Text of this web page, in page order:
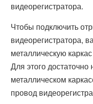
видеорегистратора.
Чтобы подключить
видеорегистратора,
металлическую
Для этого
металлическом
провод